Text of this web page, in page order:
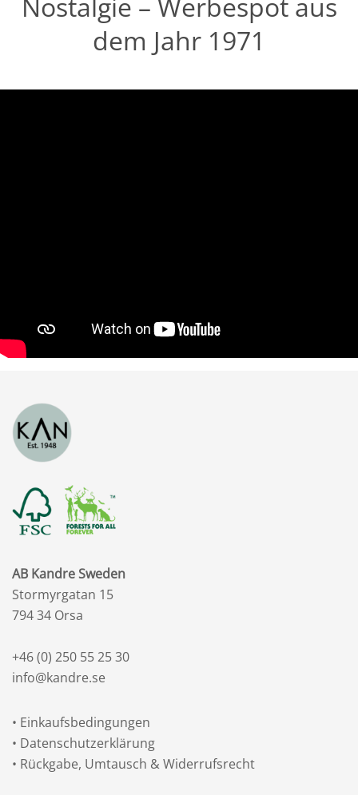
dem Jahr 1971
AB Kandre Sweden
Stormyrgatan 15
794 34 Orsa
+46 (0) 250 55 25 30
info@kandre.se
• Einkaufsbedingungen
• Datenschutzerklärung
• Rückgabe, Umtausch & Widerrufsrecht